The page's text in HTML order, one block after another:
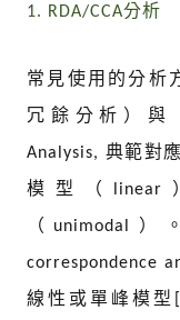
1. RDA/CCA分析
常見使用的分析
冗餘分析）與
Analysis, 典範對
模型（ linear
（ unimodal ）
correspondence
線性或單峰模型